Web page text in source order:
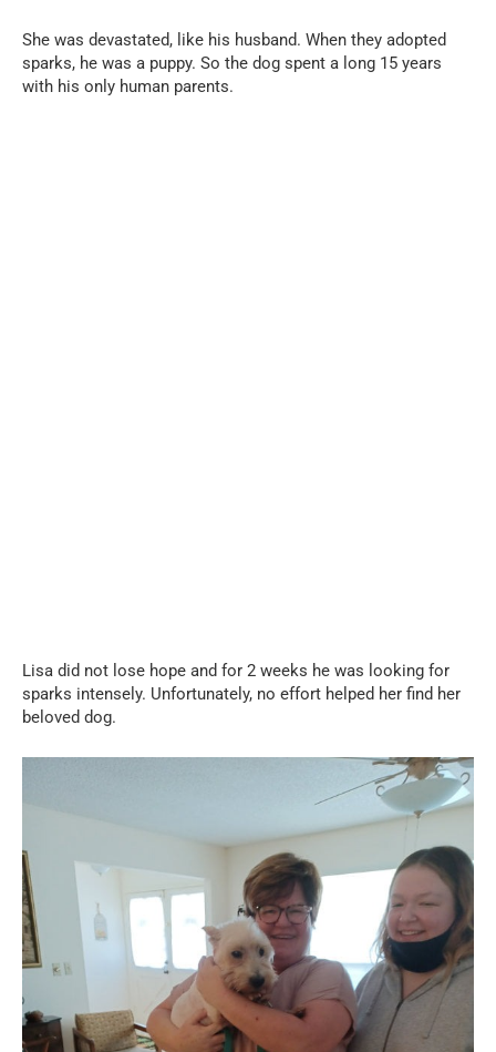
She was devastated, like his husband. When they adopted
sparks, he was a puppy. So the dog spent a long 15 years
with his only human parents.
Lisa did not lose hope and for 2 weeks he was looking for
sparks intensely. Unfortunately, no effort helped her find her
beloved dog.